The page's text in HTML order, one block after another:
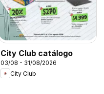
City Club catálogo
03/08 - 31/08/2026
City Club